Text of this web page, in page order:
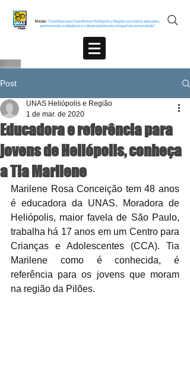
Post
Educadora e referência para
jovens de Heliópolis, conheça
a Tia Marilene
UNAS Heliópolis e Região
1 de mar. de 2020
Marilene Rosa Conceição tem 48 anos
é educadora da UNAS. Moradora de
Heliópolis, maior favela de São Paulo,
trabalha há 17 anos em um Centro para
Crianças e Adolescentes (CCA). Tia
Marilene como é conhecida, é
referência para os jovens que moram
na região da Pilões.